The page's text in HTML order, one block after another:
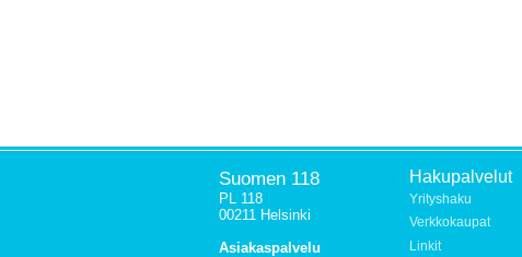
Suomen 118
PL 118
00211 Helsinki
Asiakaspalvelu
Hakupalvelut
Yrityshaku
Verkkokaupat
Linkit